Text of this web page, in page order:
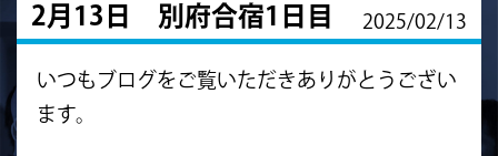
2月13日 別府合宿1日目 2025/02/13
いつもブログをご覧いただきありがとうござい
ます。